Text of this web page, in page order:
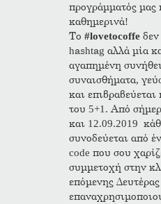
προγράμματός μας
καθημερινά!
Το #lovetocoffe
hashtag αλλά μία
αγαπημένη
συναισθήματα,
και
του 5+1. Από
και 12.09.2019
συνοδεύεται από
code που σου
συμμετοχή στην
επόμενης Δευτέρας